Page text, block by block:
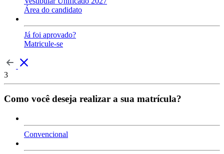
Área do candidato
Já foi aprovado?
Matricule-se
3
Como você deseja realizar a sua matrícula?
Convencional